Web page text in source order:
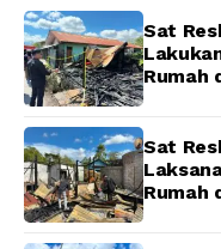
Sat
Rumah
Sat
Rumah